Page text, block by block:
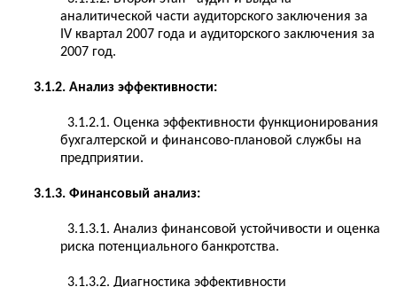
аналитической части аудиторского заключения за
IV квартал 2007 года и аудиторского заключения за
2007 год.
3.1.2. Анализ эффективности:
3.1.2.1. Оценка эффективности функционирования
бухгалтерской и финансово-плановой службы на
предприятии.
3.1.3. Финансовый анализ:
3.1.3.1. Анализ финансовой устойчивости и оценка
риска потенциального банкротства.
3.1.3.2. Диагностика эффективности